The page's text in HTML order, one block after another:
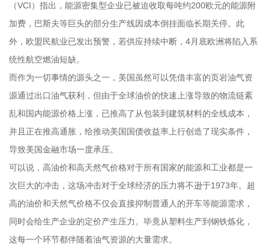
（VCI）指出，能源密集型企业已被迫收取每吨约200欧元的能源附
加费，巴斯夫等巨头的部分生产线因成本倒挂面临长期关停。此
外，欧盟民航业已发出预警，若供应持续中断，4月底欧洲将陷入系
统性航空燃油短缺。
而作为一切事情的源头之一，美国虽然可以凭借丰富的页岩油气资
源通过出口油气获利，但由于全球油价的快速上涨导致的物流链紊
乱和国内能源价格上涨，已推高了从包装到建筑材料的全线成本，
并且正在推高通胀，给推动美国国债收益率上行创造了现实条件，
导致美国金融市场一度承压。
可以说，高油价和高天然气价格对于所有国家的能源和工业都是一
次巨大的冲击，这场冲击对于全球经济的压力将不逊于1973年。超
高的油价和天然气价格不仅会直接抑制普通人的开车等能源需求，
同时会给生产企业的定价产生压力。毕竟从塑料生产到钢铁炼化，
这每一个环节都伴随着油气资源的大量需求。